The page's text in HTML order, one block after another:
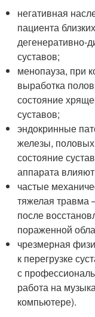
негативная
пациента
дегенеративно-
суставов;
менопауза, при
выработка
состояние
суставов;
эндокринные
железы, половых
состояние
аппарата
частые
тяжелая травма
после
пораженной
чрезмерная
к перегрузке
с
работа на
компьютере).